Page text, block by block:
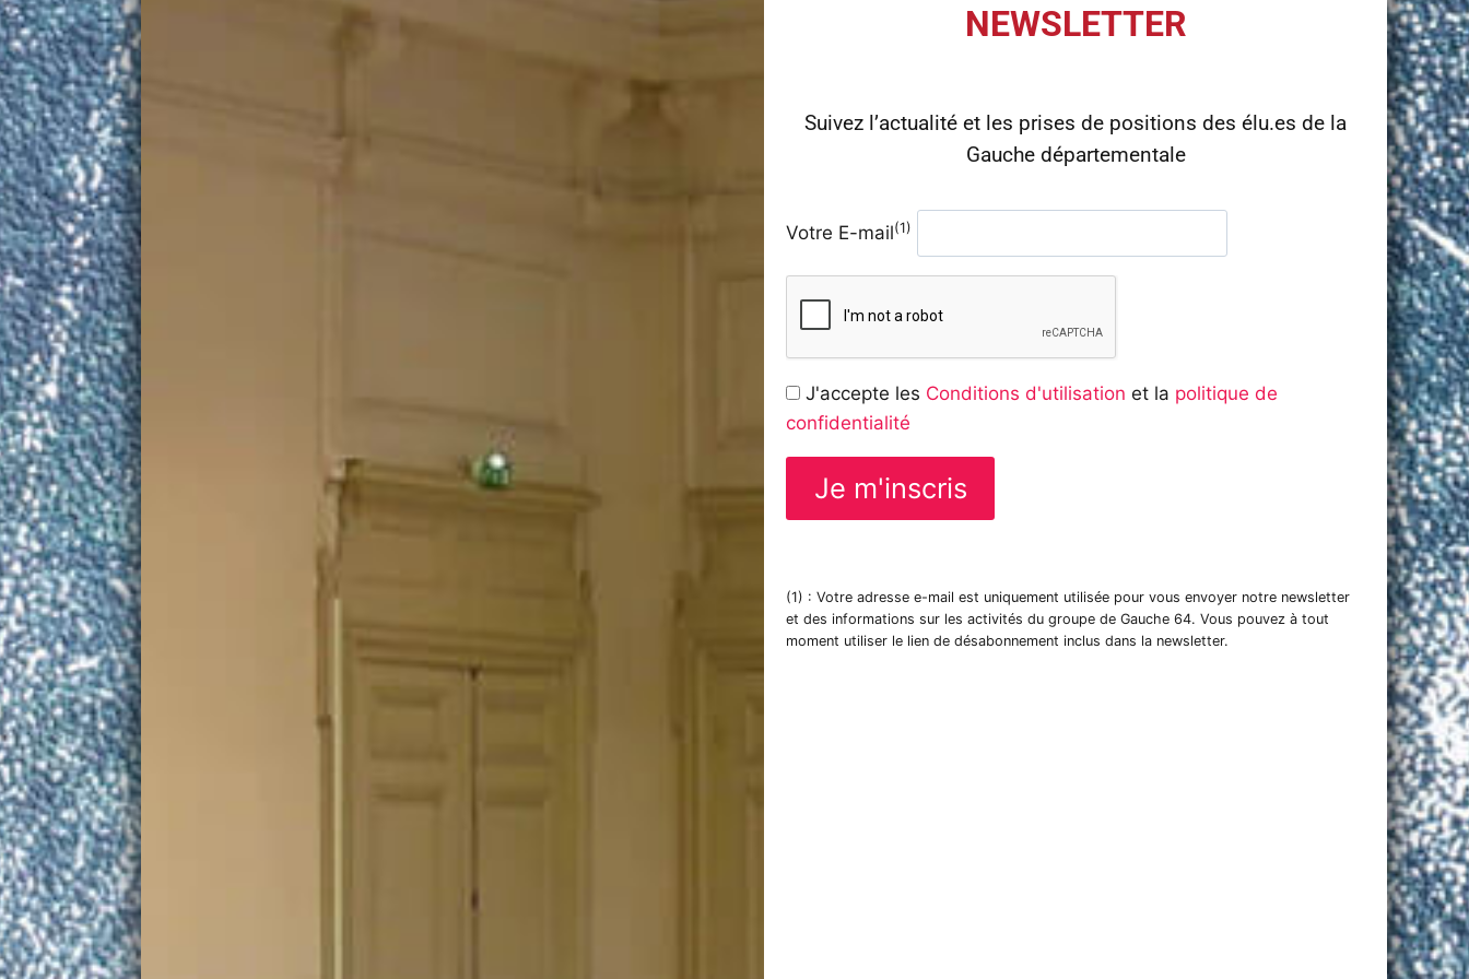
NEWSLETTER
Suivez l’actualité et les prises de positions des élu.es de la
Gauche départementale
Votre E-mail(1)
J'accepte les Conditions d'utilisation et la politique de
confidentialité
(1) : Votre adresse e-mail est uniquement utilisée pour vous envoyer notre newsletter
et des informations sur les activités du groupe de Gauche 64. Vous pouvez à tout
moment utiliser le lien de désabonnement inclus dans la newsletter.